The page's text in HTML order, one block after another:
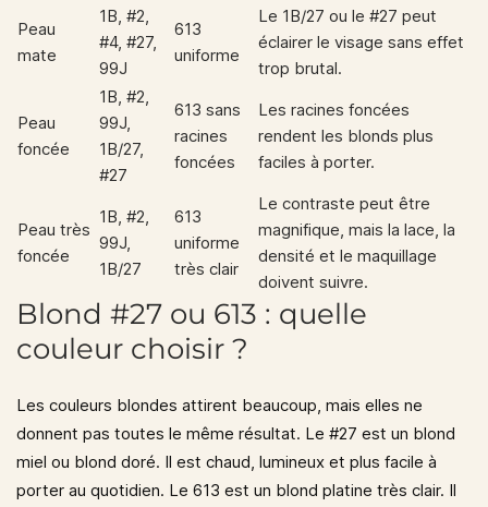
Peau
mate
1B, #2,
#4, #27,
99J
613
uniforme
Le 1B/27 ou le #27 peut
éclairer le visage sans effet
trop brutal.
Peau
foncée
1B, #2,
99J,
1B/27,
#27
613 sans
racines
foncées
Les racines foncées
rendent les blonds plus
faciles à porter.
Peau très
foncée
1B, #2,
99J,
1B/27
613
uniforme
très clair
Le contraste peut être
magnifique, mais la lace, la
densité et le maquillage
doivent suivre.
Blond #27 ou 613 : quelle
couleur choisir ?
Les couleurs blondes attirent beaucoup, mais elles ne
donnent pas toutes le même résultat. Le #27 est un blond
miel ou blond doré. Il est chaud, lumineux et plus facile à
porter au quotidien. Le 613 est un blond platine très clair. Il